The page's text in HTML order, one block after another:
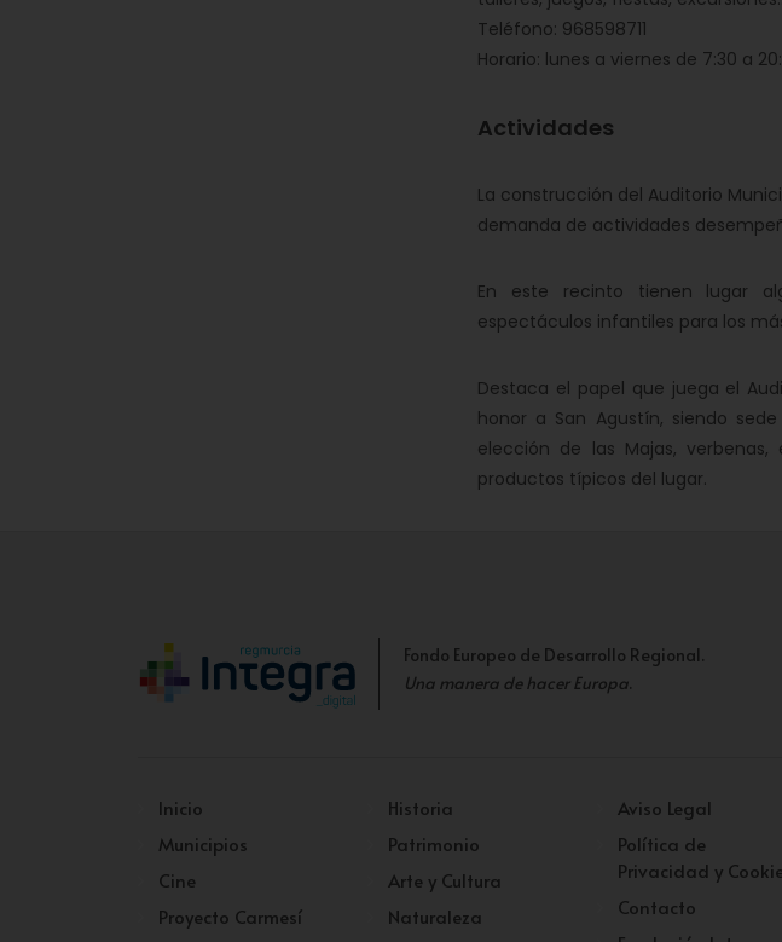
Teléfono: 968598711
Horario: lunes a viernes de 7:30 a
Actividades
La construcción del Auditorio
demanda de actividades
En este recinto tienen lugar
espectáculos infantiles para los
Destaca el papel que juega el
honor a San Agustín, siendo
elección de las Majas,
productos típicos del lugar.
Fondo Europeo de Desarrollo Regional.
Una manera de hacer Europa.
Inicio
Municipios
Cine
Proyecto Carmesí
Historia
Patrimonio
Arte y Cultura
Naturaleza
Aviso Legal
Política de
Privacidad y
Contacto